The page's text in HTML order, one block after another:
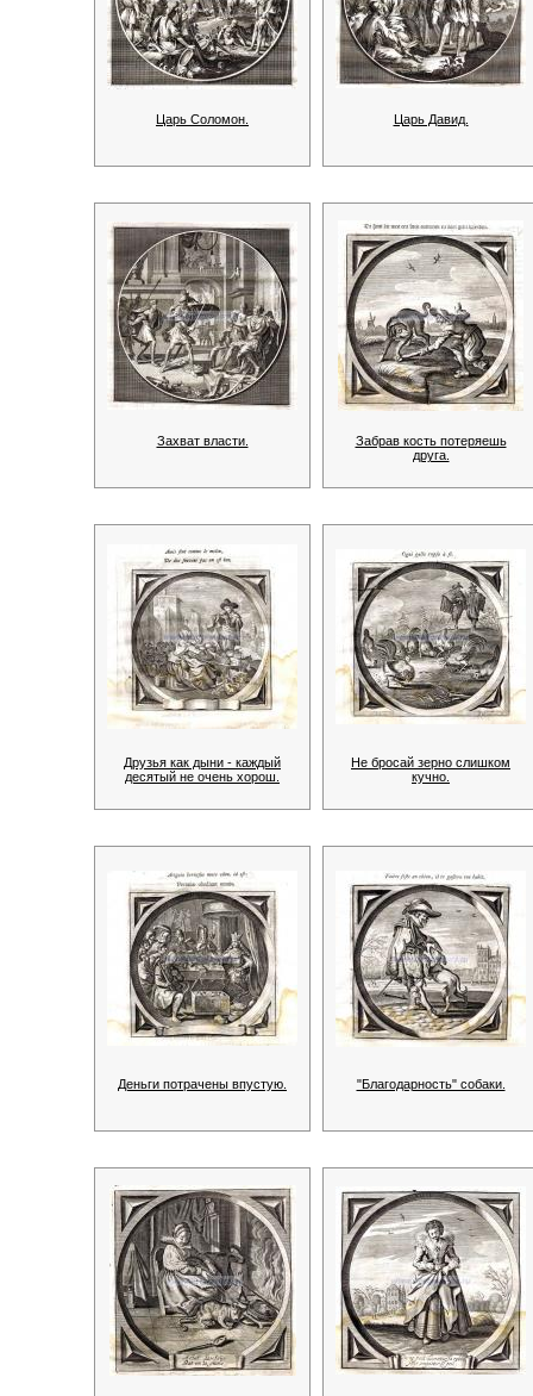
Царь Соломон. Царь Давид.
Захват власти.
Забрав кость потеряешь
друга.
Друзья как дыни - каждый
десятый не очень хорош.
Не бросай зерно слишком
кучно.
Деньги потрачены впустую. "Благодарность" собаки.